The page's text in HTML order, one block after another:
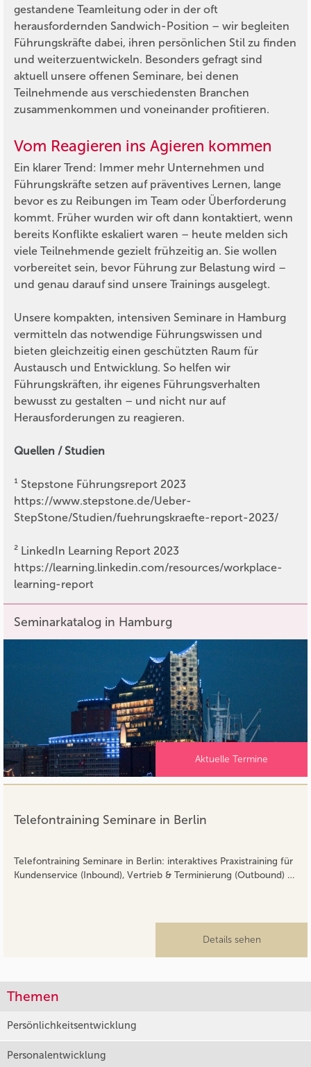
gestandene Teamleitung oder in der oft
herausfordernden Sandwich-Position – wir begleiten
Führungskräfte dabei, ihren persönlichen Stil zu finden
und weiterzuentwickeln. Besonders gefragt sind
aktuell unsere offenen Seminare, bei denen
Teilnehmende aus verschiedensten Branchen
zusammenkommen und voneinander profitieren.
Vom Reagieren ins Agieren kommen
Ein klarer Trend: Immer mehr Unternehmen und
Führungskräfte setzen auf präventives Lernen, lange
bevor es zu Reibungen im Team oder Überforderung
kommt. Früher wurden wir oft dann kontaktiert, wenn
bereits Konflikte eskaliert waren – heute melden sich
viele Teilnehmende gezielt frühzeitig an. Sie wollen
vorbereitet sein, bevor Führung zur Belastung wird –
und genau darauf sind unsere Trainings ausgelegt.
Unsere kompakten, intensiven Seminare in Hamburg
vermitteln das notwendige Führungswissen und
bieten gleichzeitig einen geschützten Raum für
Austausch und Entwicklung. So helfen wir
Führungskräften, ihr eigenes Führungsverhalten
bewusst zu gestalten – und nicht nur auf
Herausforderungen zu reagieren.
Quellen / Studien
¹ Stepstone Führungsreport 2023
https://www.stepstone.de/Ueber-
StepStone/Studien/fuehrungskraefte-report-2023/
² LinkedIn Learning Report 2023
https://learning.linkedin.com/resources/workplace-
learning-report
Seminarkatalog in Hamburg
Aktuelle Termine
Telefontraining Seminare in Berlin
Telefontraining Seminare in Berlin: interaktives Praxistraining für
Kundenservice (Inbound), Vertrieb & Terminierung (Outbound) …
Details sehen
Themen
Persönlichkeitsentwicklung
Personalentwicklung